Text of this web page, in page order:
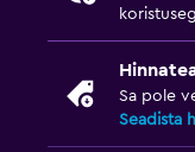
Sa pole
Seadista